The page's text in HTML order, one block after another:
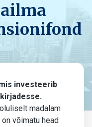
investeerib
madalam
võimatu head